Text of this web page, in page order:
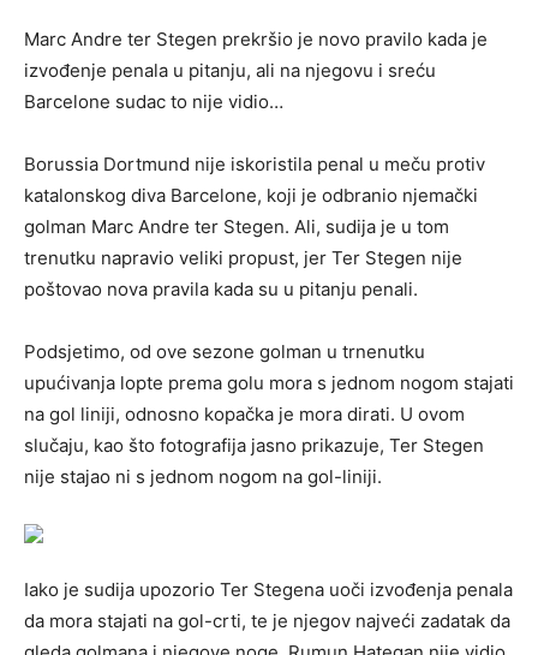
Marc Andre ter Stegen prekršio je novo pravilo kada je
izvođenje penala u pitanju, ali na njegovu i sreću
Barcelone sudac to nije vidio…
Borussia Dortmund nije iskoristila penal u meču protiv
katalonskog diva Barcelone, koji je odbranio njemački
golman Marc Andre ter Stegen. Ali, sudija je u tom
trenutku napravio veliki propust, jer Ter Stegen nije
poštovao nova pravila kada su u pitanju penali.
Podsjetimo, od ove sezone golman u trnenutku
upućivanja lopte prema golu mora s jednom nogom stajati
na gol liniji, odnosno kopačka je mora dirati. U ovom
slučaju, kao što fotografija jasno prikazuje, Ter Stegen
nije stajao ni s jednom nogom na gol-liniji.
Iako je sudija upozorio Ter Stegena uoči izvođenja penala
da mora stajati na gol-crti, te je njegov najveći zadatak da